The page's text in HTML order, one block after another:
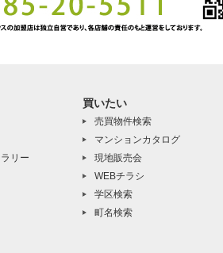
リー
買いたい
売買物件検索
マンションカタログ
現地販売会
WEBチラシ
学区検索
町名検索